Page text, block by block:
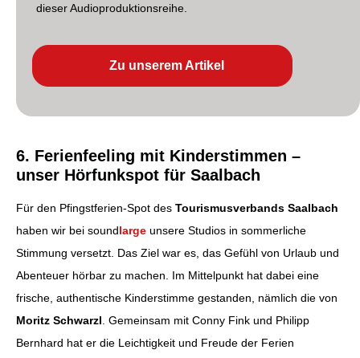
dieser Audioproduktionsreihe.
Zu unserem Artikel
6. Ferienfeeling mit Kinderstimmen –
unser Hörfunkspot für Saalbach
Für den Pfingstferien-Spot des Tourismusverbands Saalbach
haben wir bei soundlarge unsere Studios in sommerliche
Stimmung versetzt. Das Ziel war es, das Gefühl von Urlaub und
Abenteuer hörbar zu machen. Im Mittelpunkt hat dabei eine
frische, authentische Kinderstimme gestanden, nämlich die von
Moritz Schwarzl . Gemeinsam mit Conny Fink und Philipp
Bernhard hat er die Leichtigkeit und Freude der Ferien